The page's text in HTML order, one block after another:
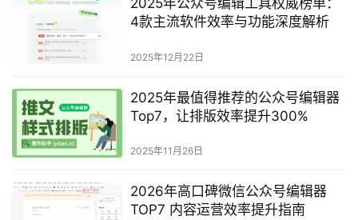
实用测评及选型指南
高效创作工具实用指南
4款主流软件效率与功能深度解析